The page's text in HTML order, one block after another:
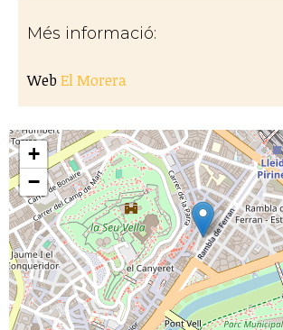
Més informació:
WebEl Morera
+
−